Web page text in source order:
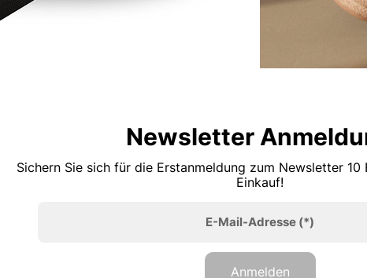
Newsletter
Sichern Sie sich für die Erstanmeldung zum Newsletter 10
Einkauf!
E-Mail-Adresse(*)
Anmelden